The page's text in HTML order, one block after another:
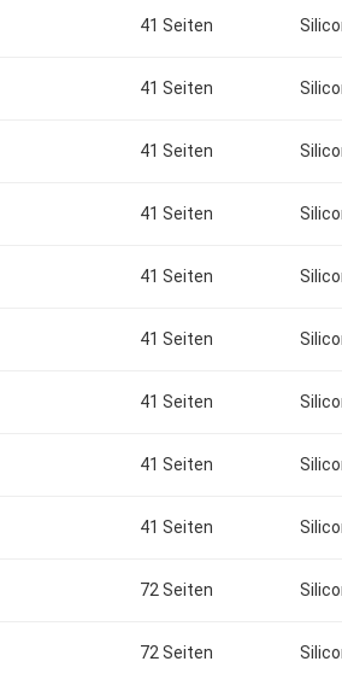
41 Seiten
41 Seiten
41 Seiten
41 Seiten
41 Seiten
41 Seiten
41 Seiten
41 Seiten
41 Seiten
72 Seiten
72 Seiten